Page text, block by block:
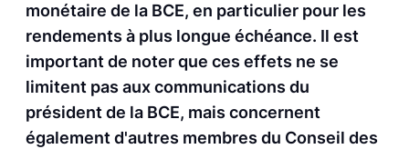
monétaire de la BCE, en particulier pour les
rendements à plus longue échéance. Il est
important de noter que ces effets ne se
limitent pas aux communications du
président de la BCE, mais concernent
également d'autres membres du Conseil des